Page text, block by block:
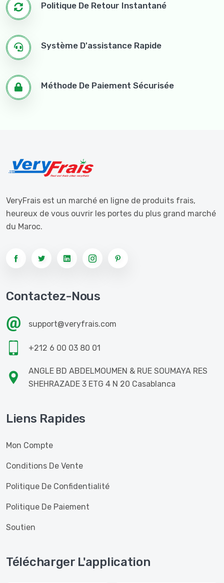
Politique De Retour Instantané
Système D'assistance Rapide
Méthode De Paiement Sécurisée
VeryFrais est un marché en ligne de produits frais,
heureux de vous ouvrir les portes du plus grand marché
du Maroc.
Contactez-Nous
support@veryfrais.com
+212 6 00 03 80 01
ANGLE BD ABDELMOUMEN & RUE SOUMAYA RES
SHEHRAZADE 3 ETG 4 N 20 Casablanca
Liens Rapides
Mon Compte
Conditions De Vente
Politique De Confidentialité
Politique De Paiement
Soutien
Télécharger L'application